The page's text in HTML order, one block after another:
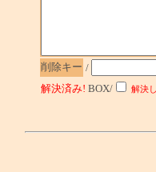
削除キー /
解決済み! BOX/ 解決